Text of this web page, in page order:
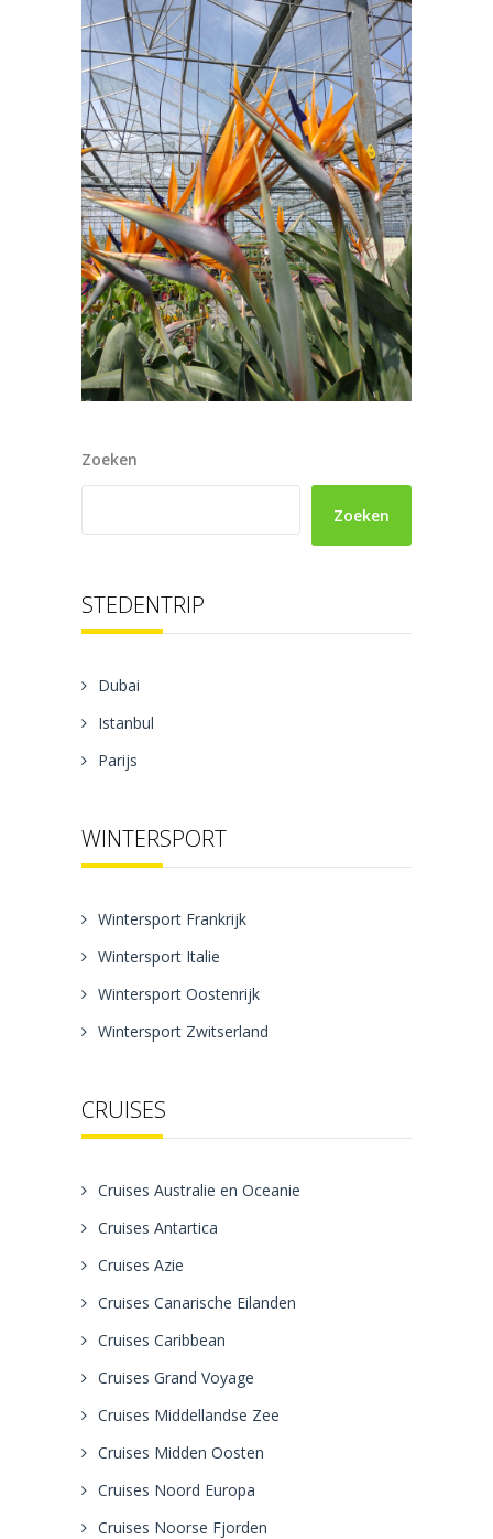
Zoeken
Zoeken
STEDENTRIP
Dubai
Istanbul
Parijs
WINTERSPORT
Wintersport Frankrijk
Wintersport Italie
Wintersport Oostenrijk
Wintersport Zwitserland
CRUISES
Cruises Australie en Oceanie
Cruises Antartica
Cruises Azie
Cruises Canarische Eilanden
Cruises Caribbean
Cruises Grand Voyage
Cruises Middellandse Zee
Cruises Midden Oosten
Cruises Noord Europa
Cruises Noorse Fjorden